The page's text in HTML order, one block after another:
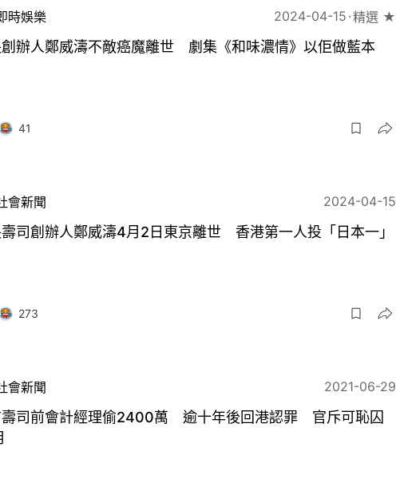
時娛樂 2024-04-15 精選 ★
辦人鄭威濤不敵癌魔離世 劇集《和味濃情》以佢做藍本
41
會新聞 2024-04-15
司創辦人鄭威濤4月2日東京離世 香港第一人投「日本一」
273
會新聞 2021-06-29
司前會計經理偷2400萬 逾十年後回港認罪 官斥可恥囚